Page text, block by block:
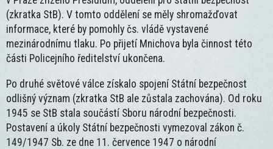
(zkratka StB). V tomto oddělení se měly shromažďovat
informace, které by pomohly čs. vládě vystavené
mezinárodnímu tlaku. Po přijetí Mnichova byla činnost této
části Policejního ředitelství ukončena.
Po druhé světové válce získalo spojení Státní bezpečnost
odlišný význam (zkratka StB ale zůstala zachována). Od roku
1945 se StB stala součástí Sboru národní bezpečnosti.
Postavení a úkoly Státní bezpečnosti vymezoval zákon č.
149/1947 Sb. ze dne 11. července 1947 o národní